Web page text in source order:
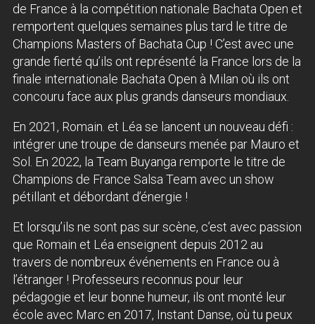
de France à la compétition nationale Bachata Open et
remportent quelques semaines plus tard le titre de
Champions Masters of Bachata Cup ! C’est avec une
grande fierté qu’ils ont représenté la France lors de la
finale internationale Bachata Open à Milan où ils ont
concouru face aux plus grands danseurs mondiaux.
En 2021, Romain. et Léa se lancent un nouveau défi :
intégrer une troupe de danseurs menée par Mauro et
Sol. En 2022, la Team Buyanga remporte le titre de
Champions de France Salsa Team avec un show
pétillant et débordant d’énergie !
Et lorsqu’ils ne sont pas sur scène, c’est avec passion
que Romain et Léa enseignent depuis 2012 au
travers de nombreux événements en France ou à
l’étranger ! Professeurs reconnus pour leur
pédagogie et leur bonne humeur, ils ont monté leur
école avec Marc en 2017, Instant Danse, où tu peux